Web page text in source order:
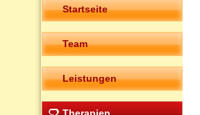
Startseite
Team
Leistungen
Therapien